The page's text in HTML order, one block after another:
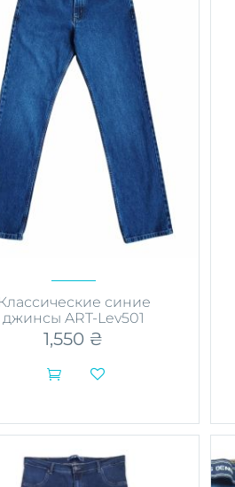
Классические синие
джинсы ART-Lev501
1,550 ₴

имеет
несколько
вариаций.
Опции
можно
